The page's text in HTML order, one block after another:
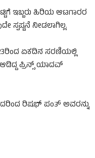
ಇಬ್ಬರು ಹಿರಿಯ ಆಟಗಾರರ
ಸ್ಪಷ್ಟನೆ ನೀಡಲಾಗಿಲ್ಲ.
ಏಕದಿನ ಸರಣಿಯಲ್ಲಿ
ಆಡಿದ್ದ ಪ್ರಿನ್ಸ್ ಯಾದವ್
ರಿಷಭ್ ಪಂತ್ ಅವರನ್ನು